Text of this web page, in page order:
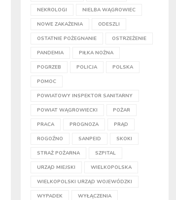
NEKROLOGI NIELBA WĄGROWIEC
NOWE ZAKAŻENIA ODESZLI
OSTATNIE POŻEGNANIE OSTRZEŻENIE
PANDEMIA PIŁKA NOŻNA
POGRZEB POLICJA POLSKA
POMOC
POWIATOWY INSPEKTOR SANITARNY
POWIAT WĄGROWIECKI POŻAR
PRACA PROGNOZA PRĄD
ROGOŹNO SANPEID SKOKI
STRAŻ POŻARNA SZPITAL
URZĄD MIEJSKI WIELKOPOLSKA
WIELKOPOLSKI URZĄD WOJEWÓDZKI
WYPADEK WYŁĄCZENIA